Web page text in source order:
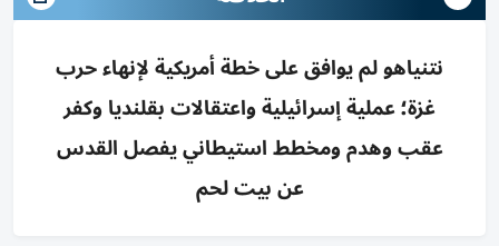
نتنياهو لم يوافق على خطة أمريكية لإنهاء حرب
غزة؛ عملية إسرائيلية واعتقالات بقلنديا وكفر
عقب وهدم ومخطط استيطاني يفصل القدس
عن بيت لحم